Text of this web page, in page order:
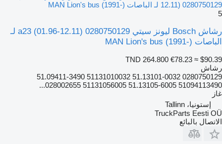
12.11) 0280750129 لـ الباصات MAN Lion's bus (1991-)
5
رشاش Bosch ليونز سيتي a23 (01.96-12.11) 0280750129 لـ
الباصات MAN Lion's bus (1991-)
TND 264.800 €78.23 ≈ $90.39
رشاش
0280750129 51.13101-0032 51131010032 51.09411-3490
51094113490 51.13105-6005 51131056005 028002655...
غاز
إستونيا، Tallinn
TruckParts Eesti OÜ
الاتصال بالبائع